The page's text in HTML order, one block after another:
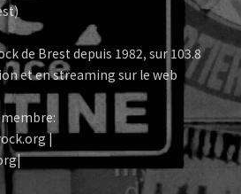
de Brest depuis 1982, sur 103.8
et en streaming sur le web
membre:
|